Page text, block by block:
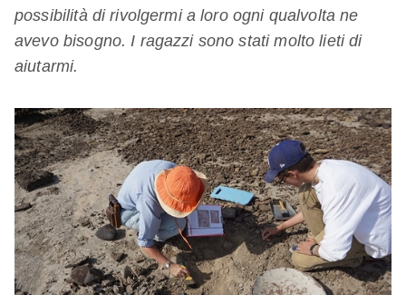
possibilità di rivolgermi a loro ogni qualvolta ne
avevo bisogno. I ragazzi sono stati molto lieti di
aiutarmi.